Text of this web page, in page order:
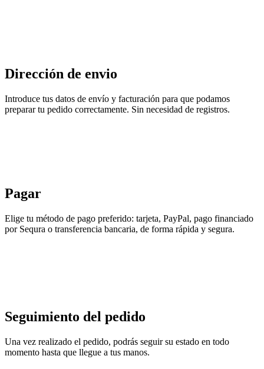
Dirección de envio
Introduce tus datos de envío y facturación para que podamos
preparar tu pedido correctamente. Sin necesidad de registros.
Pagar
Elige tu método de pago preferido: tarjeta, PayPal, pago financiado
por Sequra o transferencia bancaria, de forma rápida y segura.
Seguimiento del pedido
Una vez realizado el pedido, podrás seguir su estado en todo
momento hasta que llegue a tus manos.